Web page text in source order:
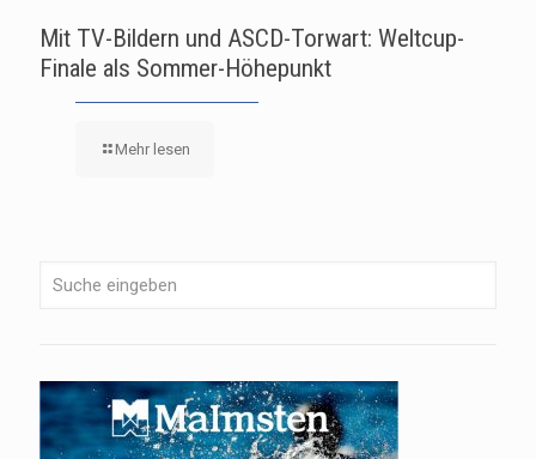
Mit TV-Bildern und ASCD-Torwart: Weltcup-
Finale als Sommer-Höhepunkt
Mehr lesen